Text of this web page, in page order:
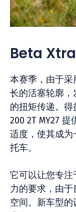
Beta
本赛季，由于
长的活塞轮廓
的扭矩传递。
200 2T MY27
适度，使其成
托车。
它可以让您专
力的要求，由
空间。新车型